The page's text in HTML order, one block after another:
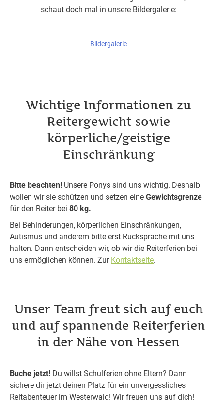
schaut doch mal in unsere Bildergalerie:
Bildergalerie
Wichtige Informationen zu
Reitergewicht sowie
körperliche/geistige
Einschränkung
Bitte beachten! Unsere Ponys sind uns wichtig. Deshalb
wollen wir sie schützen und setzen eine Gewichtsgrenze
für den Reiter bei 80 kg.
Bei Behinderungen, körperlichen Einschränkungen,
Autismus und anderem bitte erst Rücksprache mit uns
halten. Dann entscheiden wir, ob wir die Reiterferien bei
uns ermöglichen können. Zur Kontaktseite.
Unser Team freut sich auf euch
und auf spannende Reiterferien
in der Nähe von Hessen
Buche jetzt! Du willst Schulferien ohne Eltern? Dann
sichere dir jetzt deinen Platz für ein unvergessliches
Reitabenteuer im Westerwald! Wir freuen uns auf dich!